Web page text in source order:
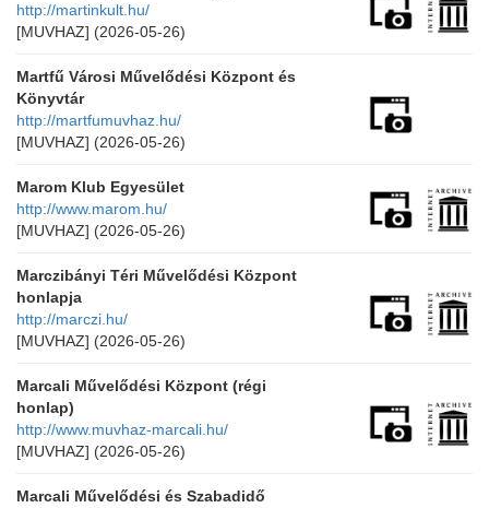
http://martinkult.hu/
[MUVHAZ] (2026-05-26)
Martfű Városi Művelődési Központ és
Könyvtár
http://martfumuvhaz.hu/
[MUVHAZ] (2026-05-26)
Marom Klub Egyesület
http://www.marom.hu/
[MUVHAZ] (2026-05-26)
Marczibányi Téri Művelődési Központ
honlapja
http://marczi.hu/
[MUVHAZ] (2026-05-26)
Marcali Művelődési Központ (régi
honlap)
http://www.muvhaz-marcali.hu/
[MUVHAZ] (2026-05-26)
Marcali Művelődési és Szabadidő